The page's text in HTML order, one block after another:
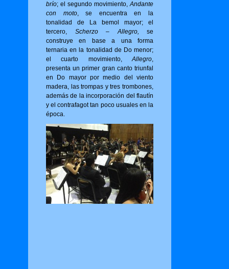
brío; el segundo movimiento,Andante
con moto, se encuentra en la
tonalidad de La bemol mayor; el
tercero, Scherzo – Allegro, se
construye en base a una forma
ternaria en la tonalidad de Do menor;
el cuarto movimiento,Allegro,
presenta un primer gran canto triunfal
en Do mayor por medio del viento
madera, las trompas y tres trombones,
además de la incorporación del flautín
y el contrafagot tan poco usuales en la
época.